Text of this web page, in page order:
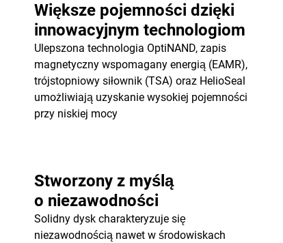
Większe pojemności dzięki
innowacyjnym technologiom
Ulepszona technologia OptiNAND, zapis
magnetyczny wspomagany energią (EAMR),
trójstopniowy siłownik (TSA) oraz HelioSeal
umożliwiają uzyskanie wysokiej pojemności
przy niskiej mocy
Stworzony z myślą
o niezawodności
Solidny dysk charakteryzuje się
niezawodnością nawet w środowiskach